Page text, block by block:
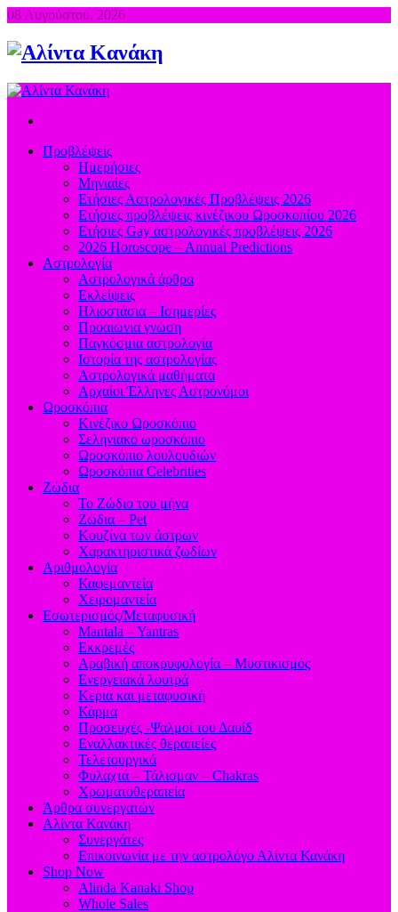
08 Αυγούστου, 2026
Προβλέψεις
Ημερήσιες
Μηνιαίες
Ετήσιες Αστρολογικές Προβλέψεις 2026
Ετήσιες προβλέψεις κινέζικου Ωροσκοπίου 2026
Ετήσιες Gay αστρολογικές προβλέψεις 2026
2026 Horoscope – Annual Predictions
Αστρολογία
Αστρολογικά άρθρα
Εκλείψεις
Ηλιοστάσια – Ισημερίες
Προαιώνια γνώση
Παγκόσμια αστρολογία
Ιστορία της αστρολογίας
Aστρολογικά μαθήματα
Aρχαίοι Έλληνες Αστρονόμοι
Ωροσκόπια
Κινέζικο Ωροσκόπιο
Σεληνιακό ωροσκόπιο
Ωροσκόπιο λουλουδιών
Ωροσκόπια Celebrities
Ζώδια
Το Ζώδιο του μήνα
Ζώδια – Pet
Κουζίνα των άστρων
Χαρακτηριστικά ζωδίων
Αριθμολογία
Καφεμαντεία
Χειρομαντεία
Εσωτερισμός/Μεταφυσική
Mantala – Yantras
Εκκρεμές
Αραβική αποκρυφολογία – Μυστικισμός
Ενεργειακά λουτρά
Κεριά και μεταφυσική
Κάρμα
Προσευχές -Ψαλμοί του Δαυίδ
Εναλλακτικές θεραπείες
Τελετουργικά
Φυλαχτά – Τάλισμαν – Chakras
Χρωματοθεραπεία
Άρθρα συνεργατών
Αλίντα Κανάκη
Συνεργάτες
Επικοινωνία με την αστρολόγο Αλίντα Κανάκη
Shop Now
Alinda Kanaki Shop
Whole Sales